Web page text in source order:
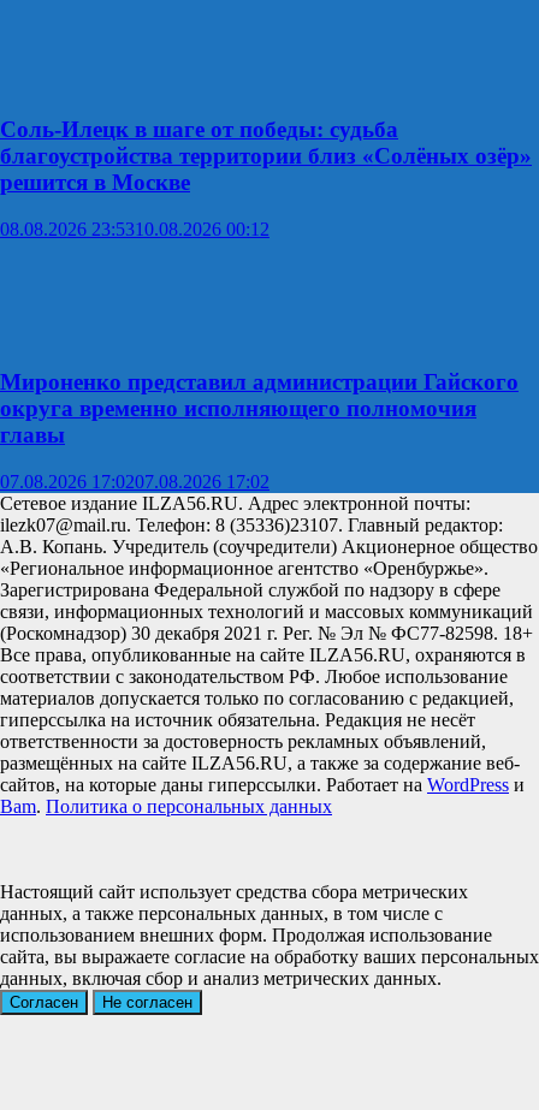
Соль-Илецк в шаге от победы: судьба
благоустройства территории близ «Солёных озёр»
решится в Москве
08.08.2026 23:5310.08.2026 00:12
Мироненко представил администрации Гайского
округа временно исполняющего полномочия
главы
07.08.2026 17:0207.08.2026 17:02
Сетевое издание ILZA56.RU. Адрес электронной почты:
ilezk07@mail.ru. Телефон: 8 (35336)23107. Главный редактор:
А.В. Копань. Учредитель (соучредители) Акционерное общество
«Региональное информационное агентство «Оренбуржье».
Зарегистрирована Федеральной службой по надзору в сфере
связи, информационных технологий и массовых коммуникаций
(Роскомнадзор) 30 декабря 2021 г. Рег. № Эл № ФС77-82598. 18+
Все права, опубликованные на сайте ILZA56.RU, охраняются в
соответствии с законодательством РФ. Любое использование
материалов допускается только по согласованию с редакцией,
гиперссылка на источник обязательна. Редакция не несёт
ответственности за достоверность рекламных объявлений,
размещённых на сайте ILZA56.RU, а также за содержание веб-
сайтов, на которые даны гиперссылки. Работает на WordPress и
Bam. Политика о персональных данных
Настоящий сайт использует средства сбора метрических
данных, а также персональных данных, в том числе с
использованием внешних форм. Продолжая использование
сайта, вы выражаете согласие на обработку ваших персональных
данных, включая сбор и анализ метрических данных.
Согласен Не согласен